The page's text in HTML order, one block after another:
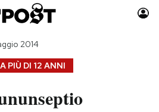
Auto
Moda
PIÙ DI 12 ANNI
2014